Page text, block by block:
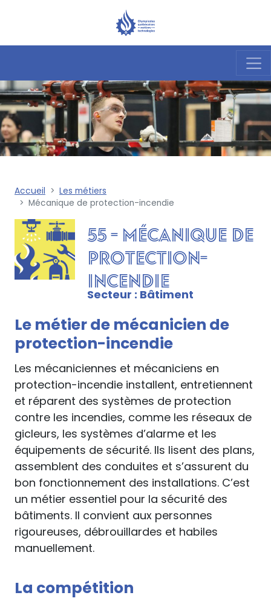
Accueil
Les métiers
Mécanique de protection-incendie
55 - Mécanique de
protection-
incendie
Secteur : Bâtiment
Le métier de mécanicien de
protection-incendie
Les mécaniciennes et mécaniciens en
protection-incendie installent, entretiennent
et réparent des systèmes de protection
contre les incendies, comme les réseaux de
gicleurs, les systèmes d’alarme et les
équipements de sécurité. Ils lisent des plans,
assemblent des conduites et s’assurent du
bon fonctionnement des installations. C’est
un métier essentiel pour la sécurité des
bâtiments. Il convient aux personnes
rigoureuses, débrouillardes et habiles
manuellement.
La compétition